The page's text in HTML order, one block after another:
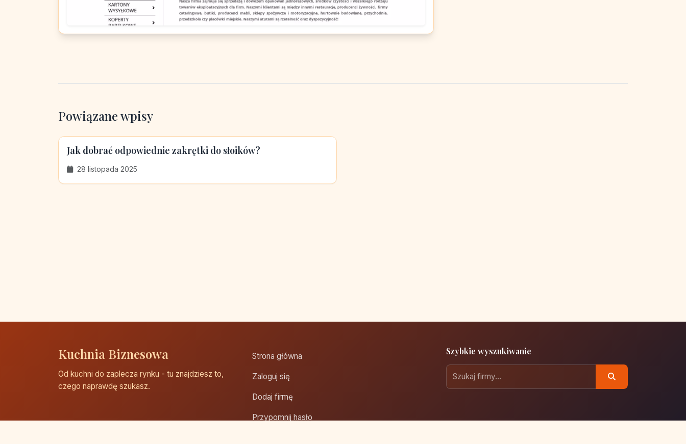
Powiązane wpisy
Jak dobrać odpowiednie zakrętki do słoików?
28 listopada 2025
Kuchnia Biznesowa
Od kuchni do zaplecza rynku - tu znajdziesz to,
czego naprawdę szukasz.
Strona główna
Zaloguj się
Dodaj firmę
Przypomnij hasło
Szybkie wyszukiwanie